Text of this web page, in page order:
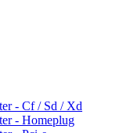
- Cf / Sd / Xd
- Homeplug